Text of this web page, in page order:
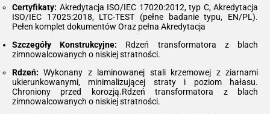
Certyfikaty: Akredytacja ISO/IEC 17020:2012, typ C, Akredytacja
ISO/IEC 17025:2018, LTC-TEST (pełne badanie typu, EN/PL).
Pełen komplet dokumentów Oraz pełna Akredytacja
Szczegóły Konstrukcyjne: Rdzeń transformatora z blach
zimnowalcowanych o niskiej stratności.
Rdzeń: Wykonany z laminowanej stali krzemowej z ziarnami
ukierunkowanymi, minimalizującej straty i poziom hałasu.
Chroniony przed korozją.Rdzeń transformatora z blach
zimnowalcowanych o niskiej stratności.